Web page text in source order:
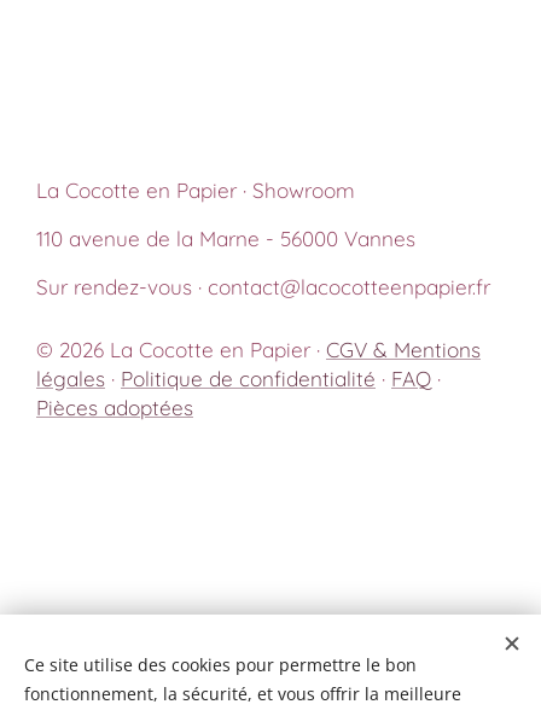
La Cocotte en Papier · Showroom
110 avenue de la Marne - 56000 Vannes
Sur rendez-vous · contact@lacocotteenpapier.fr
© 2026 La Cocotte en Papier · CGV & Mentions
légales · Politique de confidentialité · FAQ ·
Pièces adoptées
Ce site utilise des cookies pour permettre le bon
fonctionnement, la sécurité, et vous offrir la meilleure